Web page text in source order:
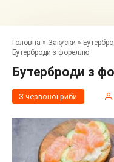
Головна » Закуски »
Бутерброди з фореллю
Бутерброди з
З червоної риби